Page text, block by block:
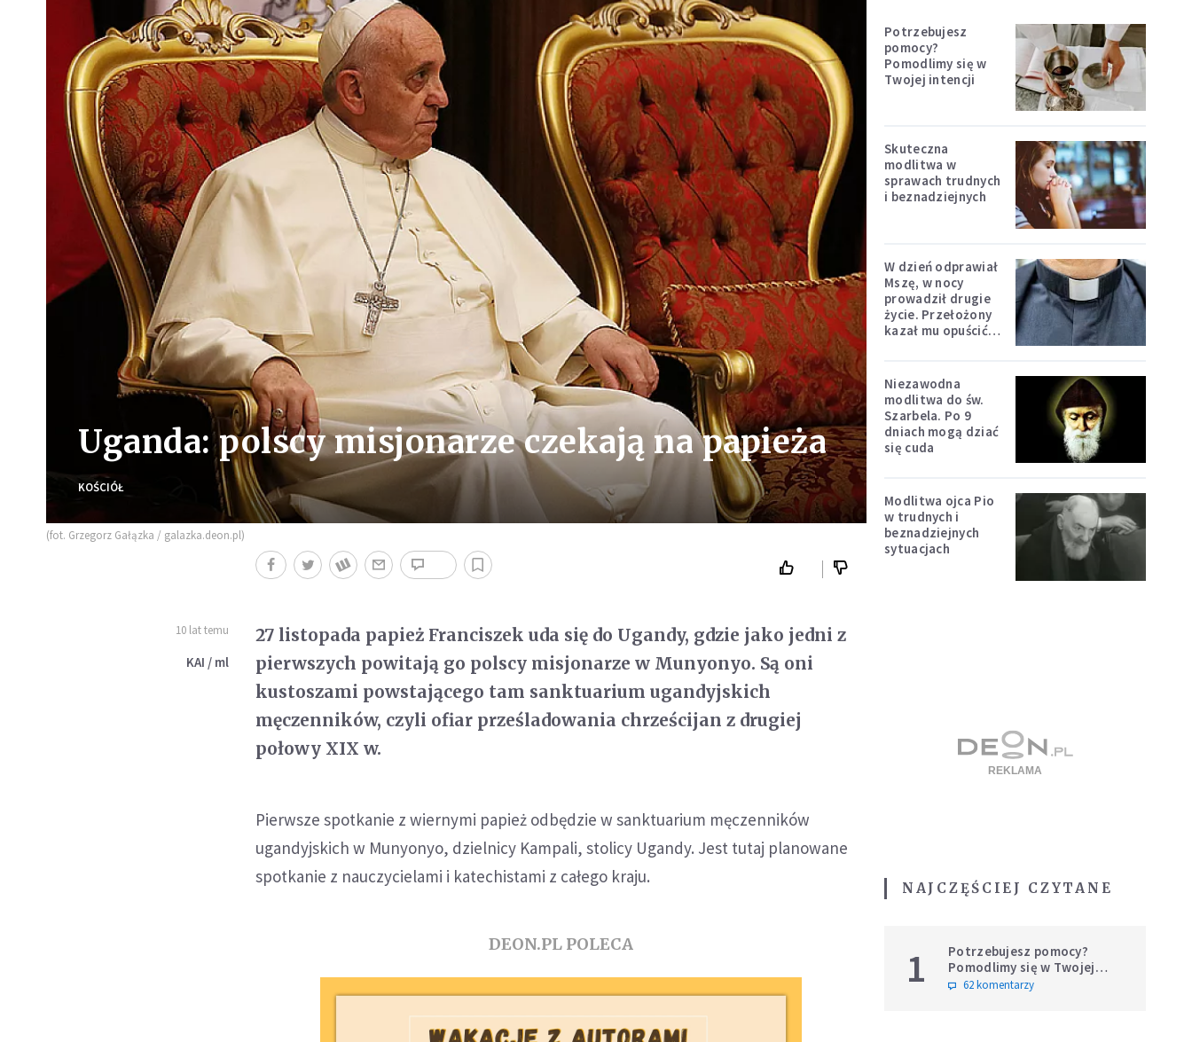
Uganda: polscy misjonarze czekają na papieża
KOŚCIÓŁ
(fot. Grzegorz Gałązka / galazka.deon.pl)
10 lat temu
KAI / ml
27 listopada papież Franciszek uda się do Ugandy, gdzie jako jedni z
pierwszych powitają go polscy misjonarze w Munyonyo. Są oni
kustoszami powstającego tam sanktuarium ugandyjskich
męczenników, czyli ofiar prześladowania chrześcijan z drugiej
połowy XIX w.
Pierwsze spotkanie z wiernymi papież odbędzie w sanktuarium męczenników
ugandyjskich w Munyonyo, dzielnicy Kampali, stolicy Ugandy. Jest tutaj planowane
spotkanie z nauczycielami i katechistami z całego kraju.
DEON.PL POLECA
Potrzebujesz
pomocy?
Pomodlimy się w
Twojej intencji
Skuteczna
modlitwa w
sprawach trudnych
i beznadziejnych
W dzień odprawiał
Mszę, w nocy
prowadził drugie
życie. Przełożony
kazał mu opuścić
Niezawodna
modlitwa do św.
Szarbela. Po 9
dniach mogą dziać
się cuda
Modlitwa ojca Pio
w trudnych i
beznadziejnych
sytuacjach
NAJCZĘŚCIEJ CZYTANE
1
Potrzebujesz pomocy?
Pomodlimy się w Twojej
intencji
62 komentarzy